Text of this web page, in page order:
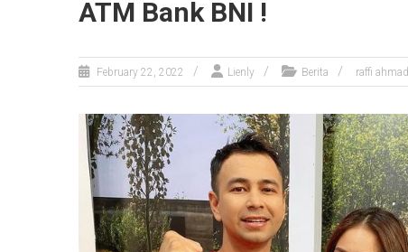
ATM Bank BNI !
February 22, 2022 Lienly Berita raffi ahmad